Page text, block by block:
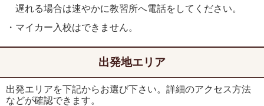
遅れる場合は速やかに教習所へ電話をしてください。
・マイカー入校はできません。
出発地エリア
出発エリアを下記からお選び下さい。詳細のアクセス方法
などが確認できます。